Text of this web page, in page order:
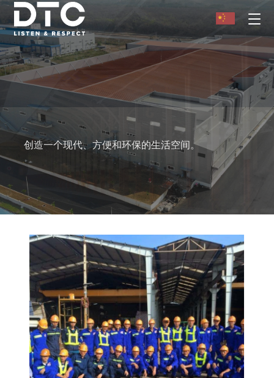
隆安德善钢铁有限公司
倾听和尊重
预制钢结构厂房
创造一个现代、方便和环保的生活空间。
预制钢结构
每个结构细节上的开放空间设计。